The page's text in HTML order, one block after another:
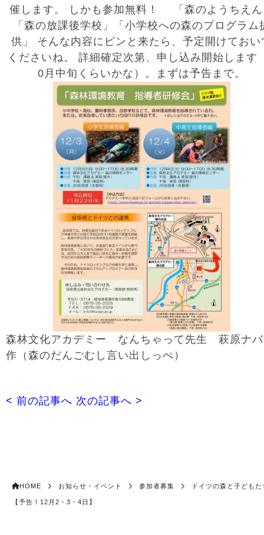
催します。 しかも参加無料！ 「森のようちえ
「森の放課後学校」「小学校への森のプログラム
供」 そんな内容にピンと来たら、予定開けておい
くださいね。 詳細確定次第、申し込み開始します
0月中旬くらいかな）。まずは予告まで。
森林文化アカデミー なんちゃって先生 萩原ナ
作（森のだんごむし言い出しっぺ）
< 前の記事へ 次の記事へ >
HOME お知らせ・イベント 参加者募集 ドイツの森と子どもた
【予告！12月2・3・4日】